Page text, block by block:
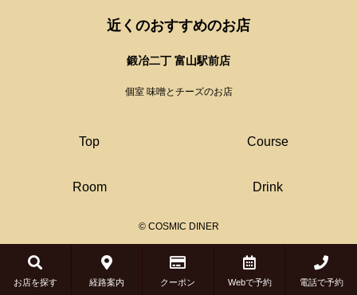
近くのおすすめのお店
鍛冶二丁 富山駅前店
個室 味噌とチーズのお店
Top Course
Room Drink
© COSMIC DINER
お店を探す 経路案内 クーポン Webで予約 電話で予約